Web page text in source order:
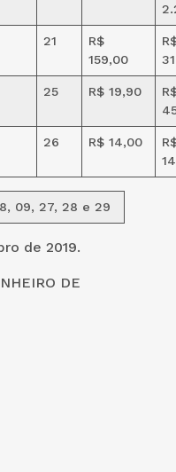
21
R$
159,00
25 R$ 19,90
26 R$ 14,00
09, 27, 28 e 29
de 2019.
DE